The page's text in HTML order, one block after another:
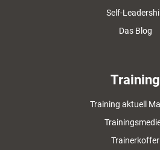
Self-
Das Blog
Training
Training aktuell
Trainerkoffer